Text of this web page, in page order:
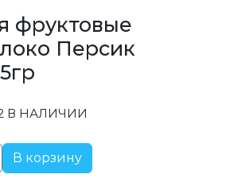
фруктовые
Персик
В НАЛИЧИИ
В корзину